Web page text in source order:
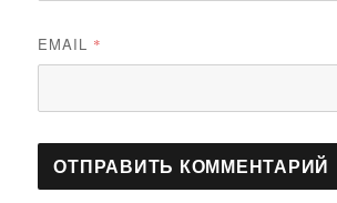
EMAIL *